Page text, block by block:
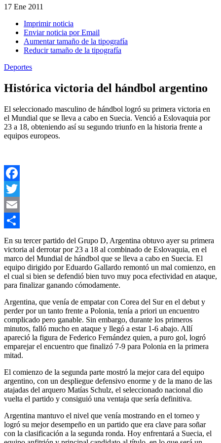
17 Ene 2011
Imprimir noticia
Enviar noticia por Email
Aumentar tamaño de la tipografía
Reducir tamaño de la tipografía
Deportes
Histórica victoria del hándbol argentino
El seleccionado masculino de hándbol logró su primera victoria en
el Mundial que se lleva a cabo en Suecia. Venció a Eslovaquia por
23 a 18, obteniendo así su segundo triunfo en la historia frente a
equipos europeos.
Facebook
Twitter
Email
Compartir
En su tercer partido del Grupo D, Argentina obtuvo ayer su primera
victoria al derrotar por 23 a 18 al combinado de Eslovaquia, en el
marco del Mundial de hándbol que se lleva a cabo en Suecia. El
equipo dirigido por Eduardo Gallardo remontó un mal comienzo, en
el cual si bien se defendió bien tuvo muy poca efectividad en ataque,
para finalizar ganando cómodamente.
Argentina, que venía de empatar con Corea del Sur en el debut y
perder por un tanto frente a Polonia, tenía a priori un encuentro
complicado pero ganable. Sin embargo, durante los primeros
minutos, falló mucho en ataque y llegó a estar 1-6 abajo. Allí
apareció la figura de Federico Fernández quien, a puro gol, logró
emparejar el encuentro que finalizó 7-9 para Polonia en la primera
mitad.
El comienzo de la segunda parte mostró la mejor cara del equipo
argentino, con un despliegue defensivo enorme y de la mano de las
atajadas del arquero Matías Schulz, el seleccionado nacional dio
vuelta el partido y consiguió una ventaja que sería definitiva.
Argentina mantuvo el nivel que venía mostrando en el torneo y
logró su mejor desempeño en un partido que era clave para soñar
con la clasificación a la segunda ronda. Hoy enfrentará a Suecia, el